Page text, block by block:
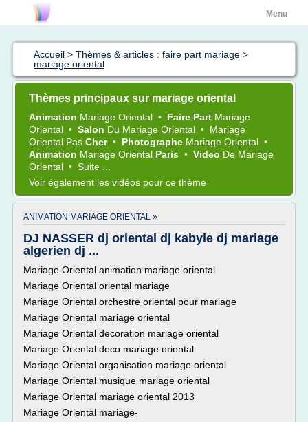
Menu
Accueil > Thèmes & articles : faire part mariage >
mariage oriental
Thèmes principaux sur mariage oriental
Animation Mariage Oriental • Faire Part Mariage
Oriental • Salon Du Mariage Oriental • Mariage
Oriental Pas Cher • Photographe Mariage Oriental •
Animation Mariage Oriental Paris • Video De Mariage
Oriental • Suite ...
Voir également les vidéos pour ce thème
ANIMATION MARIAGE ORIENTAL »
DJ NASSER dj oriental dj kabyle dj mariage
algerien dj ...
Mariage Oriental animation mariage oriental
Mariage Oriental oriental mariage
Mariage Oriental orchestre oriental pour mariage
Mariage Oriental mariage oriental
Mariage Oriental decoration mariage oriental
Mariage Oriental deco mariage oriental
Mariage Oriental organisation mariage oriental
Mariage Oriental musique mariage oriental
Mariage Oriental mariage oriental 2013
Mariage Oriental mariage-